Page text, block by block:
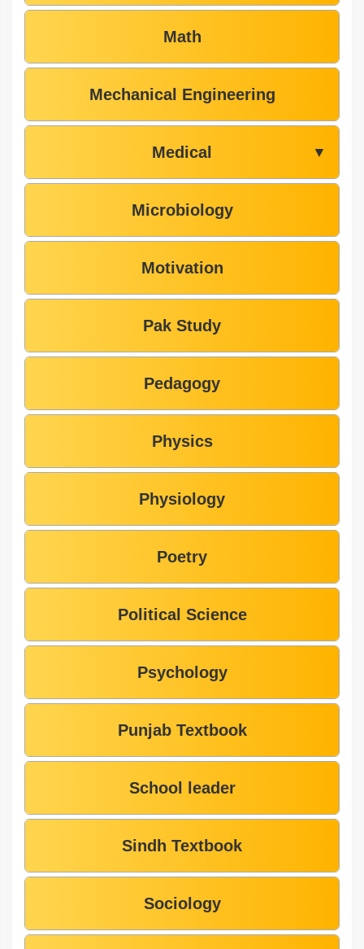
Math
Mechanical Engineering
Medical ▼
Microbiology
Motivation
Pak Study
Pedagogy
Physics
Physiology
Poetry
Political Science
Psychology
Punjab Textbook
School leader
Sindh Textbook
Sociology